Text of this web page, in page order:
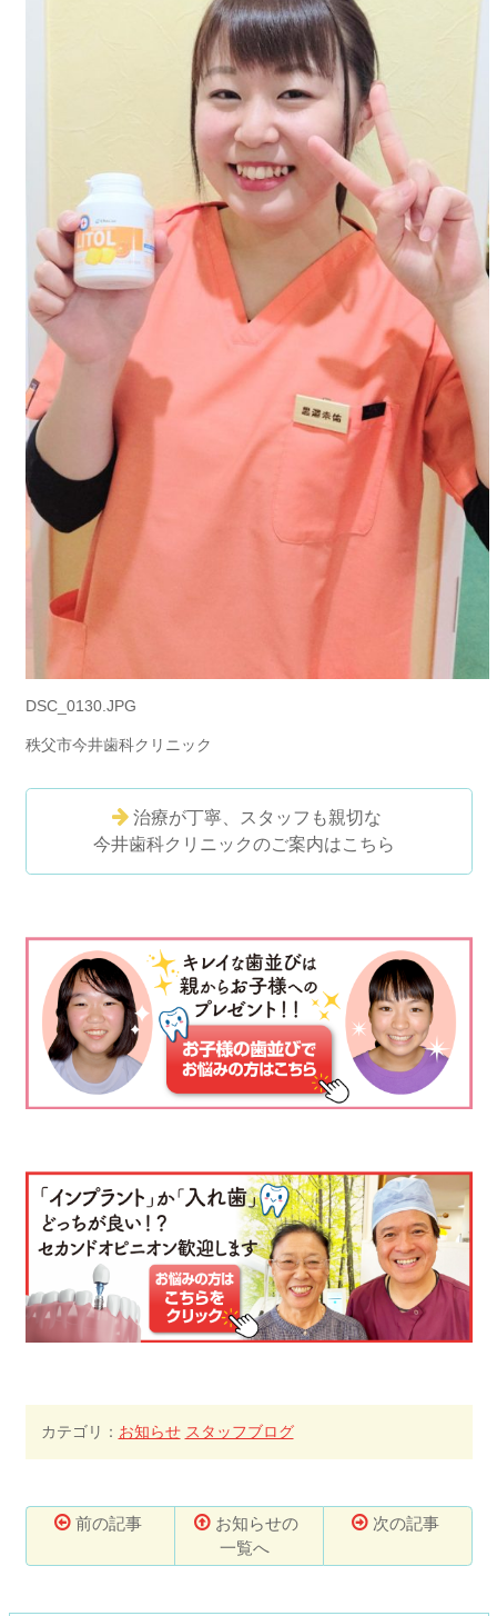
DSC_0130.JPG
秩父市今井歯科クリニック
治療が丁寧、スタッフも親切な
今井歯科クリニックのご案内はこちら
カテゴリ： お知らせ スタッフブログ
前の記事
お知らせの
一覧へ
次の記事